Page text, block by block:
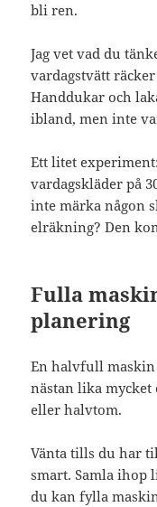
bli ren.
Jag vet vad du
vardagstvätt
Handdukar och
ibland, men inte
Ett litet
vardagskläder på
inte märka någon
elräkning? Den
Fulla
planering
En halvfull
nästan lika
eller halvtom.
Vänta tills du har
smart. Samla ihop
du kan fylla